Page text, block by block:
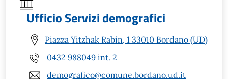
Ufficio Servizi demografici
Piazza Yitzhak Rabin, 1 33010 Bordano (UD)
0432 988049 int. 2
demografico@comune.bordano.ud.it